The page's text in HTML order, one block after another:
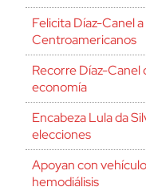
Felicita Díaz-Canel
Centroamericanos
Recorre Díaz-Canel
economía
Encabeza Lula da
elecciones
Apoyan con
hemodiálisis